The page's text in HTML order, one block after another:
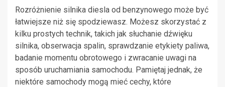
Rozróżnienie silnika diesla od benzynowego może być
łatwiejsze niż się spodziewasz. Możesz skorzystać z
kilku prostych technik, takich jak słuchanie dźwięku
silnika, obserwacja spalin, sprawdzanie etykiety paliwa,
badanie momentu obrotowego i zwracanie uwagi na
sposób uruchamiania samochodu. Pamiętaj jednak, że
niektóre samochody mogą mieć cechy, które